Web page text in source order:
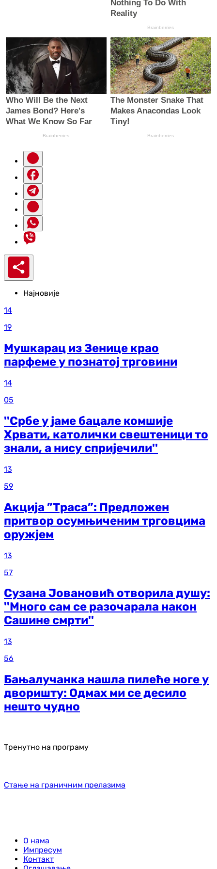
Најновије
14
19
Мушкарац из Зенице крао
парфеме у познатој трговини
14
05
''Србе у јаме бацале комшије
Хрвати, католички свештеници то
знали, а нису спријечили''
13
59
Акција ”Траса”: Предложен
притвор осумњиченим трговцима
оружјем
13
57
Сузана Јовановић отворила душу:
''Много сам се разочарала након
Сашине смрти''
13
56
Бањалучанка нашла пилеће ноге у
дворишту: Одмах ми се десило
нешто чудно
Тренутно на програму
Стање на граничним прелазима
О нама
Импресум
Контакт